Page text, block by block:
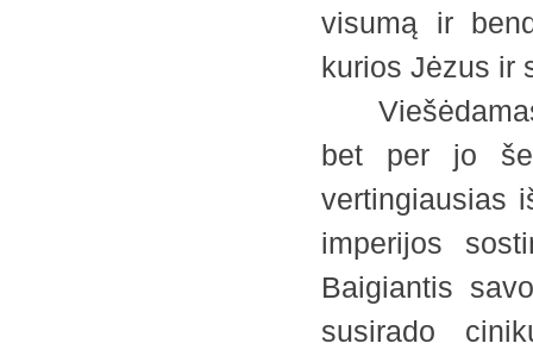
visumą ir
kurios Jėzus ir
Viešėdamas
bet per jo
vertingiausias
imperijos
Baigiantis
susirado